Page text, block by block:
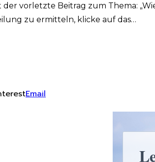
der vorletzte Beitrag zum Thema:
zu ermitteln, klicke auf das…
Email